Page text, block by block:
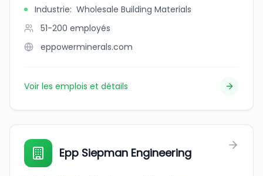
Industrie: Wholesale Building Materials
51-200 employés
eppowerminerals.com
Voir les emplois et détails
Epp Siepman Engineering